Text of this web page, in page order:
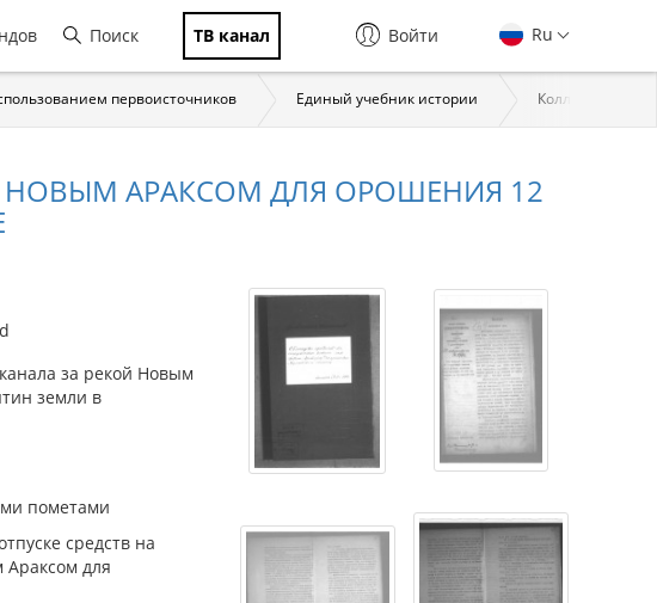
Поиск ТВ канал Ru
Войти
первоисточников Единый учебник истории Коллекции
НОВЫМ АРАКСОМ ДЛЯ ОРОШЕНИЯ 12
за рекой Новым
земли в
пометами
средств на
Араксом для